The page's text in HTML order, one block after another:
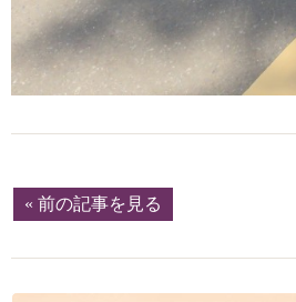
« 前の記事を見る